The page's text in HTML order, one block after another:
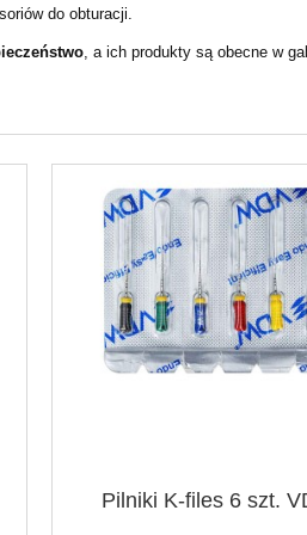
Ruby CompNano 4 g
29,90 zł
do koszyka
do obturacji.
, a ich produkty są obecne w
Pilniki K-files 6 szt.